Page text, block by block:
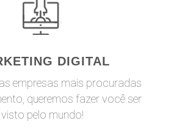
DIGITAL
empresas mais procuradas
queremos fazer você ser
visto pelo mundo!